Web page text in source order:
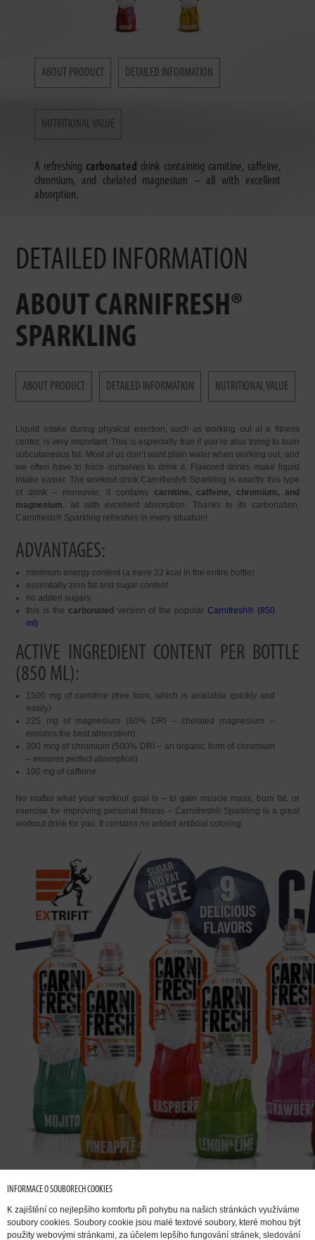
ABOUT PRODUCT DETAILED INFORMATION
NUTRITIONAL VALUE
A refreshing carbonated drink containing carnitine, caffeine,
chromium, and chelated magnesium – all with excellent
absorption.
DETAILED INFORMATION
ABOUT CARNIFRESH®
SPARKLING
ABOUT PRODUCT DETAILED INFORMATION NUTRITIONAL VALUE
Liquid intake during physical exertion, such as working out at a fitness
center, is very important. This is especially true if you’re also trying to burn
subcutaneous fat. Most of us don’t want plain water when working out, and
we often have to force ourselves to drink it. Flavored drinks make liquid
intake easier. The workout drink Carnifresh® Sparkling is exactly this type
of drink – moreover, it contains
carnitine, caffeine, chromium, and
magnesium, all with excellent absorption. Thanks to its carbonation,
Carnifresh® Sparkling refreshes in every situation!
ADVANTAGES:
minimum energy content (a mere 22 kcal in the entire bottle)
essentially zero fat and sugar content
no added sugars
this is the carbonated version of the popular Carnifresh® (850
ml)
ACTIVE INGREDIENT CONTENT PER BOTTLE
(850 ML):
1500 mg of carnitine (free form, which is available quickly and
easily)
225 mg of magnesium (60% DRI – chelated magnesium –
ensures the best absorption)
200 mcg of chromium (500% DRI – an organic form of chromium
– ensures perfect absorption)
100 mg of caffeine
No matter what your workout goal is – to gain muscle mass, burn fat, or
exercise for improving personal fitness – Carnifresh® Sparkling is a great
workout drink for you. It contains no added artificial coloring.
INFORMACE O SOUBORECH COOKIES
K zajištění co nejlepšího komfortu při pohybu na našich stránkách využíváme
soubory cookies. Soubory cookie jsou malé textové soubory, které mohou být
použity webovými stránkami, za účelem lepšího fungování stránek, sledování